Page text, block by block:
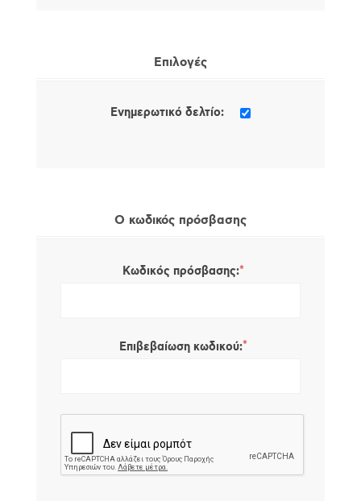
Επιλογές
Ενημερωτικό δελτίο:
Ο κωδικός πρόσβασης
Κωδικός πρόσβασης:*
Επιβεβαίωση κωδικού:*